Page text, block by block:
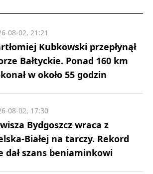
Kubkowski przepłynął
Bałtyckie. Ponad 160 km
w około 55 godzin
08-02, 21:21
Bydgoszcz wraca z
Białej na tarczy. Rekord
dał szans beniaminkowi
08-02, 17:30